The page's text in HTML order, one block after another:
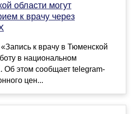
области могут
к врачу через
к врачу в Тюменской
в национальном
Об этом сообщает telegram-
цен...